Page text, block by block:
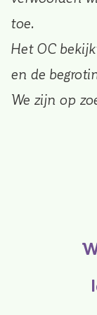
toe.
Het OC
en de
We zijn op